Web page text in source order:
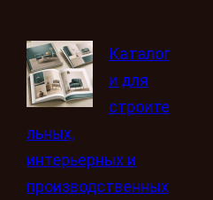
Каталог
и для
строите
льных,
интерьерных и
производственных